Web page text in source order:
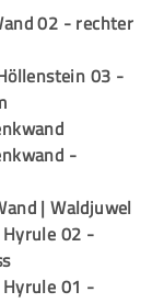
02 - rechter
03 -
-
| Waldjuwel
02 -
01 -